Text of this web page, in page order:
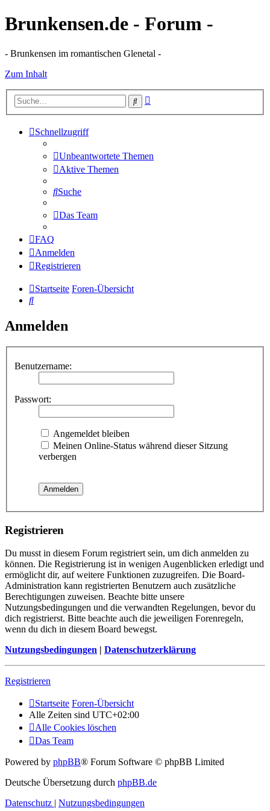
Brunkensen.de - Forum -
- Brunkensen im romantischen Glenetal -
Zum Inhalt
Suche
Schnellzugriff
Unbeantwortete Themen
Aktive Themen
Suche
Das Team
FAQ
Anmelden
Registrieren
Startseite Foren-Übersicht
Suche
Anmelden
Benutzername:
Passwort:
Angemeldet bleiben
Meinen Online-Status während dieser Sitzung
verbergen
Registrieren
Du musst in diesem Forum registriert sein, um dich anmelden zu
können. Die Registrierung ist in wenigen Augenblicken erledigt und
ermöglicht dir, auf weitere Funktionen zuzugreifen. Die Board-
Administration kann registrierten Benutzern auch zusätzliche
Berechtigungen zuweisen. Beachte bitte unsere
Nutzungsbedingungen und die verwandten Regelungen, bevor du
dich registrierst. Bitte beachte auch die jeweiligen Forenregeln,
wenn du dich in diesem Board bewegst.
Nutzungsbedingungen | Datenschutzerklärung
Registrieren
Startseite Foren-Übersicht
Alle Zeiten sind UTC+02:00
Alle Cookies löschen
Das Team
Powered by phpBB® Forum Software © phpBB Limited
Deutsche Übersetzung durch phpBB.de
Datenschutz | Nutzungsbedingungen